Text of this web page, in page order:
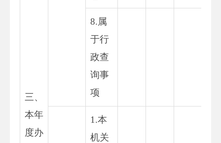
三、
本年
度办
8.属
于行
政查
询事
项
1.本
机关